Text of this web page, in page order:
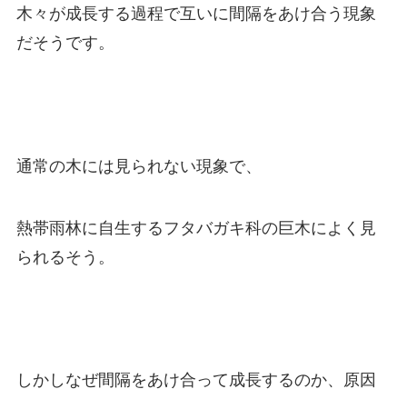
木々が成長する過程で互いに間隔をあけ合う現象
だそうです。
通常の木には見られない現象で、
熱帯雨林に自生するフタバガキ科の巨木によく見
られるそう。
しかしなぜ間隔をあけ合って成長するのか、原因